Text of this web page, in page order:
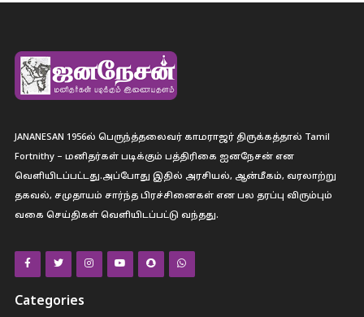
JANANESAN 1956ல் பெருந்த்தலைவர் காமராஜர் திருக்கத்தால் Tamil
Fortnithy – மனிதர்கள் படிக்கும் பத்திரிகை ஐனநேசன் என
வெளியிடப்பட்டது.அப்போது இதில் அரசியல், ஆன்மீகம், வரலாற்று
தகவல், சமுதாயம் சார்ந்த பிரச்சினைகள் என பல தரப்பு விரும்பும்
வகை செய்திகள் வெளியிடப்பட்டு வந்தது.
Categories